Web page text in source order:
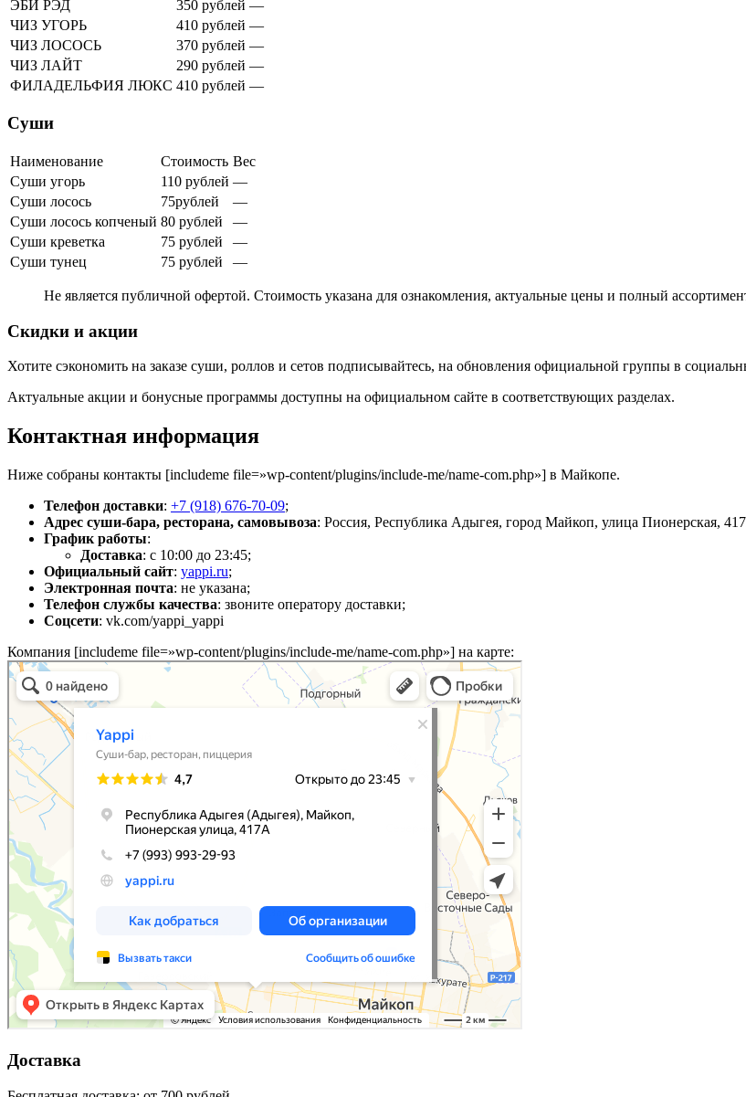
ЭБИ РЭД
350 рублей —
ЧИЗ УГОРЬ
410 рублей —
ЧИЗ ЛОСОСЬ
370 рублей —
ЧИЗ ЛАЙТ
290 рублей —
ФИЛАДЕЛЬФИЯ ЛЮКС 410 рублей —
Суши
Наименование Стоимость Вес
Суши угорь
110 рублей —
Суши лосось
75рублей
—
Суши лосось копченый 80 рублей
—
Суши креветка
75 рублей
—
Суши тунец
75 рублей —
Не является публичной офертой. Стоимость указана для ознакомления, актуальные цены и полный
Скидки и акции
Хотите сэкономить на заказе суши, роллов и сетов подписывайтесь, на обновления официальной группы в
Актуальные акции и бонусные программы доступны на официальном сайте в соответствующих разделах.
Контактная информация
Ниже собраны контакты [includeme file=»wp-content/plugins/include-me/name-com.php»] в Майкопе.
Телефон доставки: +7 (918) 676-70-09;
Адрес суши-бара, ресторана, самовывоза: Россия, Республика Адыгея, город Майкоп, улица Пионерская,
График работы:
Доставка: с 10:00 до 23:45;
Официальный сайт: yappi.ru;
Электронная почта: не указана;
Телефон службы качества: звоните оператору доставки;
Соцсети: vk.com/yappi_yappi
Компания [includeme file=»wp-content/plugins/include-me/name-com.php»] на карте:
Доставка